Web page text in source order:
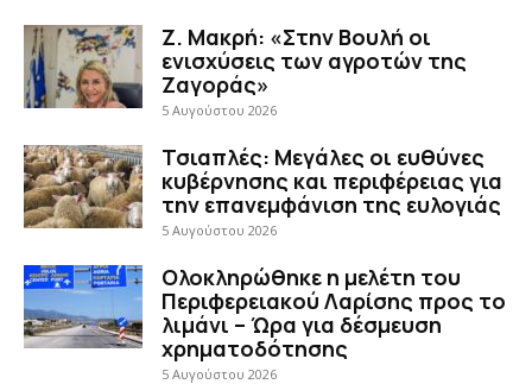
Ζ. Μακρή: «Στην Βουλή οι
ενισχύσεις των αγροτών της
Ζαγοράς»
5 Αυγούστου 2026
Τσιαπλές: Μεγάλες οι ευθύνες
κυβέρνησης και περιφέρειας για
την επανεμφάνιση της ευλογιάς
5 Αυγούστου 2026
Ολοκληρώθηκε η μελέτη του
Περιφερειακού Λαρίσης προς το
λιμάνι – Ώρα για δέσμευση
χρηματοδότησης
5 Αυγούστου 2026